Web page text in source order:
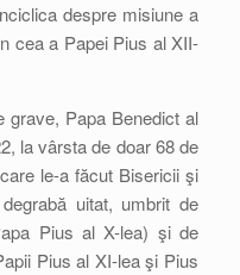
despre misiune a
cea a Papei Pius al XII-
grave, Papa Benedict al
la vârsta de doar 68 de
le-a făcut Bisericii şi
uitat, umbrit de
Pius al X-lea) şi de
Pius al XI-lea şi Pius